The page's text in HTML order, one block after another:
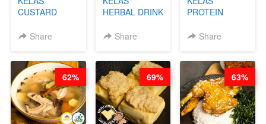
CUSTARD
STEAM BUN
CHEF DITA
Share
HERBAL DRINK
RADANG &
BARISTA
ARISUDANA
Share
PROTEIN
CHIPS -
RENDAH
KALORI
GLUTEN FREE
BY CHEF DITA
Share
62% 69% 63%